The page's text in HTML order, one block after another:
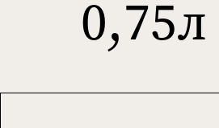
0,75л